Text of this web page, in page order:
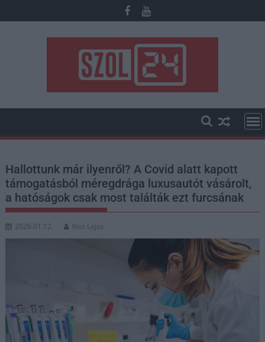
to
Hallottunk már ilyenről? A Covid alatt kapott
támogatásból méregdrága luxusautót vásárolt,
a hatóságok csak most találták ezt furcsának
2026.01.12. Kiss Lajos